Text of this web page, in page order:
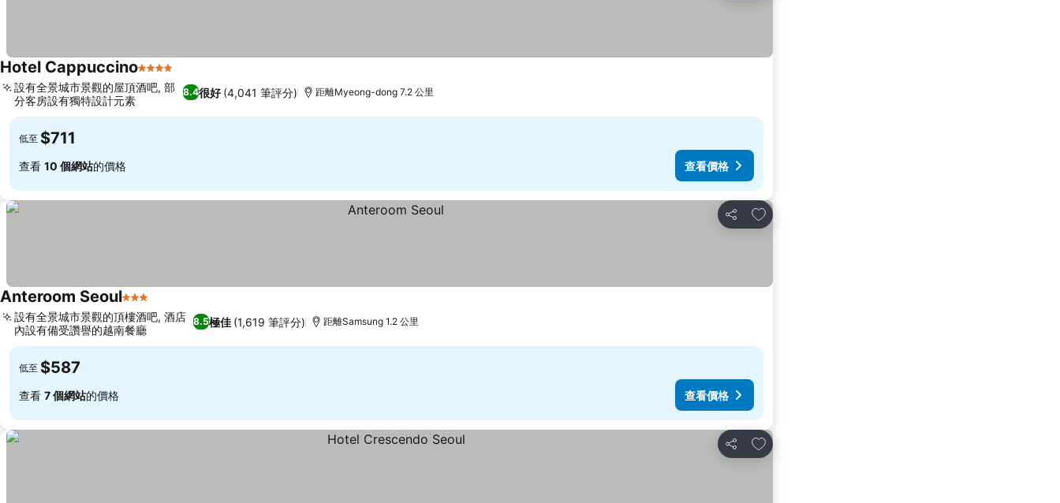
Hotel Cappuccino4 星級
8.4很好 (4,041 筆評分)
設有全景城市景觀的屋頂酒吧, 部
分客房設有獨特設計元素
距離Myeong-dong 7.2 公里
低至 $711
查看 10 個網站的價格 查看價格
分享
放到收藏夾
Anteroom Seoul3 星級
8.5極佳 (1,619 筆評分)
設有全景城市景觀的頂樓酒吧, 酒店
內設有備受讚譽的越南餐廳
距離Samsung 1.2 公里
低至 $587
查看 7 個網站的價格 查看價格
分享
放到收藏夾